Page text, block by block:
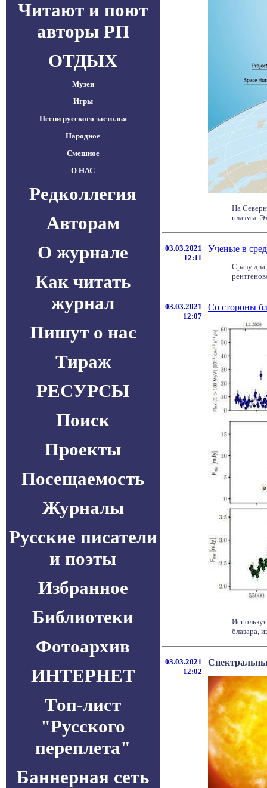
Читают и поют
авторы РП
ОТДЫХ
Музеи
Игры
Песни русского застолья
Народное
Смешное
О НАС
Редколлегия
Авторам
О журнале
Как читать
журнал
Пишут о нас
Тираж
РЕСУРСЫ
Поиск
Проекты
Посещаемость
Журналы
Русские писатели
и поэты
Избранное
Библиотеки
Фотоархив
ИНТЕРНЕТ
Топ-лист
"Русского
переплета"
Баннерная сеть
На
плазмы.
03.03.2021
12:11
Ученые в
Сразу
03.03.2021
12:07
Со стороны
блазара,
03.03.2021
12:02